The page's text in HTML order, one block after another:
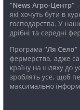
“News Агро-Центр”
які хочуть бути в
господарства. У
дрібні та середні
Програма “Ля Село”
фермерства, адже
країну на шляху до
зроблять усе, щоб
максимально